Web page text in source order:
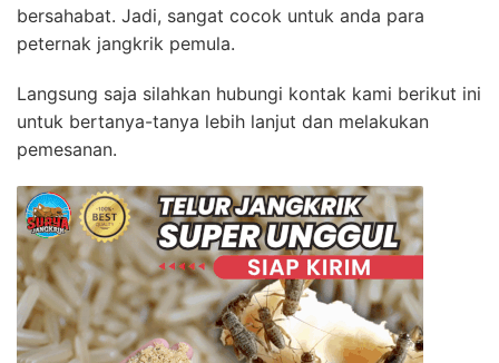
bersahabat. Jadi, sangat cocok untuk anda para
peternak jangkrik pemula.
Langsung saja silahkan hubungi kontak kami berikut ini
untuk bertanya-tanya lebih lanjut dan melakukan
pemesanan.